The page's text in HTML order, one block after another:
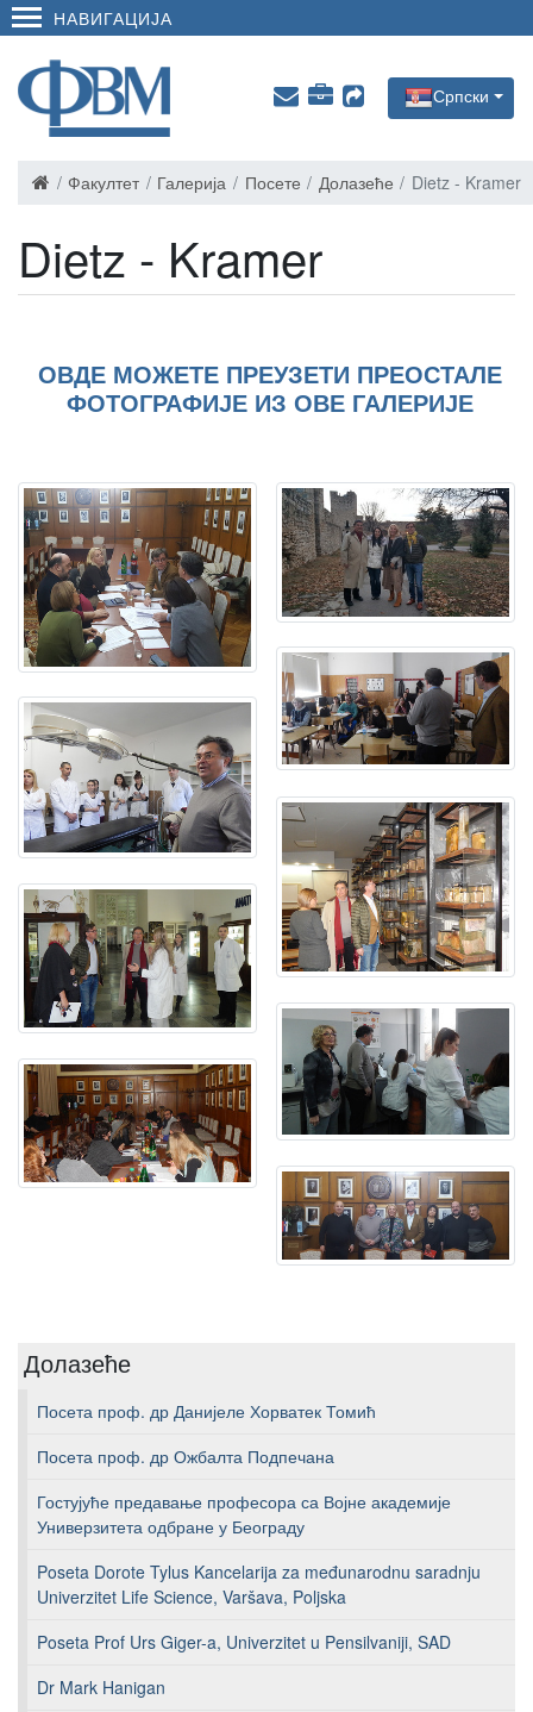
НАВИГАЦИЈА
Српски
Факултет Галерија Посете Долазеће Dietz - Kramer
Долазеће
Посета проф. др Данијеле Хорватек Томић
Посета проф. др Ожбалта Подпечана
Гостујуће предавање професора са Војне академије
Универзитета одбране у Београду
Poseta Dorote Tylus Kancelarija za međunarodnu saradnju
Univerzitet Life Science, Varšava, Poljska
Poseta Prof Urs Giger-a, Univerzitet u Pensilvaniji, SAD
Dr Mark Hanigan
Dietz - Kramer
ОВДЕ МОЖЕТЕ ПРЕУЗЕТИ ПРЕОСТАЛЕ
ФОТОГРАФИЈЕ ИЗ ОВЕ ГАЛЕРИЈЕ